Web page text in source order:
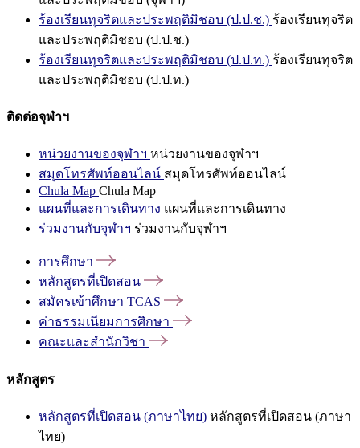
ร้องเรียนทุจริตและประพฤติมิชอบ (ป.ป.ช.) ร้องเรียนทุจริต
และประพฤติมิชอบ (ป.ป.ช.)
ร้องเรียนทุจริตและประพฤติมิชอบ (ป.ป.ท.) ร้องเรียนทุจริต
และประพฤติมิชอบ (ป.ป.ท.)
ติดต่อจุฬาฯ
หน่วยงานของจุฬาฯ หน่วยงานของจุฬาฯ
สมุดโทรศัพท์ออนไลน์ สมุดโทรศัพท์ออนไลน์
Chula Map Chula Map
แผนที่และการเดินทาง แผนที่และการเดินทาง
ร่วมงานกับจุฬาฯ ร่วมงานกับจุฬาฯ
การศึกษา
หลักสูตรที่เปิดสอน
สมัครเข้าศึกษา TCAS
ค่าธรรมเนียมการศึกษา
คณะและสำนักวิชา
หลักสูตร
หลักสูตรที่เปิดสอน (ภาษาไทย) หลักสูตรที่เปิดสอน (ภาษา
ไทย)